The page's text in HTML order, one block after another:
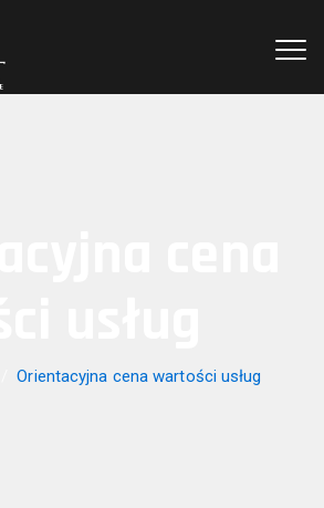
/Orientacyjna cena wartości usług